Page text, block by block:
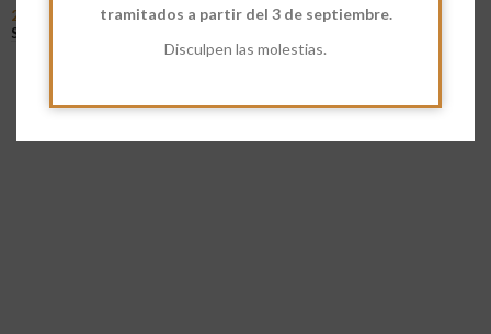
tramitados a partir del 3 de septiembre.
Disculpen las molestias.
2,35 €
Seleccionar Opciones